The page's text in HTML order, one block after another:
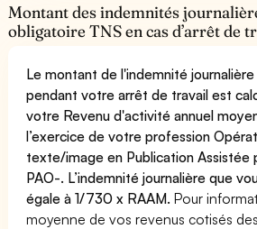
Montant des indemnités
obligatoire TNS en cas d’arrêt de
Le montant de l'indemnité
pendant votre arrêt de travail est
votre Revenu d'activité annuel
l’exercice de votre profession
texte/image en Publication Assistée
PAO-. L’indemnité journalière que
égale à 1/730 x RAAM. Pour
moyenne de vos revenus cotisés